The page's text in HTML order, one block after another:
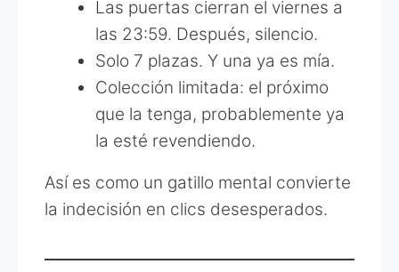
Las puertas cierran el viernes a
las 23:59. Después, silencio.
Solo 7 plazas. Y una ya es mía.
Colección limitada: el próximo
que la tenga, probablemente ya
la esté revendiendo.
Así es como un gatillo mental convierte
la indecisión en clics desesperados.